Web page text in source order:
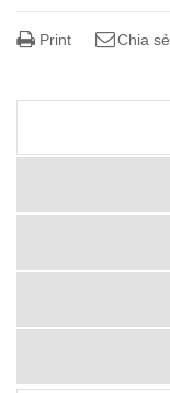
Print Chia sẻ